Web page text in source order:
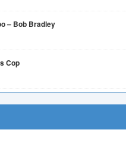
– Bob Bradley
Cop